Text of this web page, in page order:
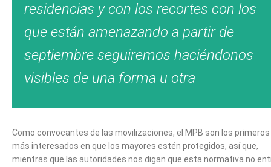
residencias y con los recortes con los
que están amenazando a partir de
septiembre seguiremos haciéndonos
visibles de una forma u otra
Como convocantes de las movilizaciones, el MPB son los primeros
más interesados en que los mayores estén protegidos, así que,
mientras que las autoridades nos digan que esta normativa no